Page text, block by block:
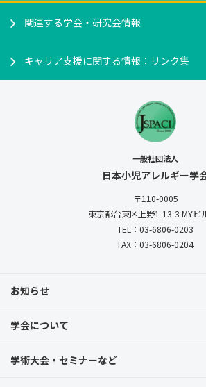
関連する学会・研究会情報
キャリア支援に関する情報：リンク集
一般社団法人
日本小児アレルギー学
〒110-0005
東京都台東区上野1-13-3 MYビ
TEL：03-6806-0203
FAX：03-6806-0204
お知らせ
学会について
学術大会・セミナーなど